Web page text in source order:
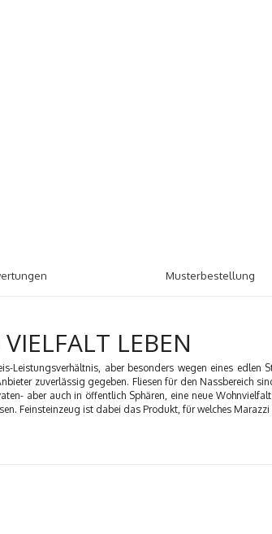
Musterbestellung
LEBEN
Leistungsverhältnis, aber besonders wegen eines
zuverlässig gegeben. Fliesen für den Nassbereich
aber auch in öffentlich Sphären, eine neue
Feinsteinzeug ist dabei das Produkt, für welches Marazzi